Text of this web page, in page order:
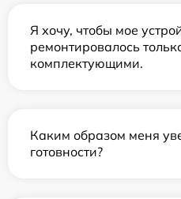
Я хочу, чтобы мое
ремонтировалось
комплектующими.
Каким образом меня
готовности?